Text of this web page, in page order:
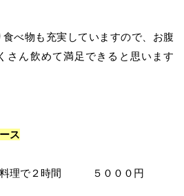
べ物も充実していますので、お腹
さん飲めて満足できると思います
ス
料理で２時間 ５０００円